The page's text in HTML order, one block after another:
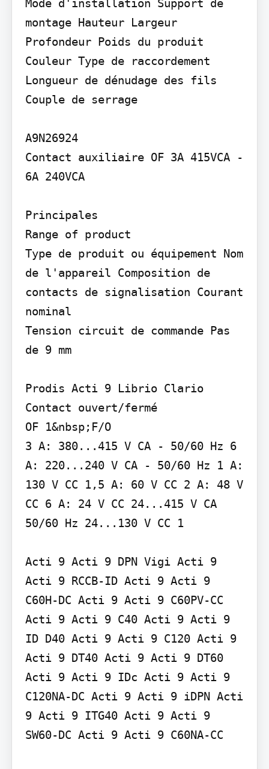
Mode d'installation Support de
montage Hauteur Largeur
Profondeur Poids du produit
Couleur Type de raccordement
Longueur de dénudage des fils
Couple de serrage
A9N26924
Contact auxiliaire OF 3A 415VCA -
6A 240VCA
Principales
Range of product
Type de produit ou équipement Nom
de l'appareil Composition de
contacts de signalisation Courant
nominal
Tension circuit de commande Pas
de 9 mm
Prodis Acti 9 Librio Clario
Contact ouvert/fermé
OF 1&nbsp;F/O
3 A: 380...415 V CA - 50/60 Hz 6
A: 220...240 V CA - 50/60 Hz 1 A:
130 V CC 1,5 A: 60 V CC 2 A: 48 V
CC 6 A: 24 V CC 24...415 V CA
50/60 Hz 24...130 V CC 1
Acti 9 Acti 9 DPN Vigi Acti 9
Acti 9 RCCB-ID Acti 9 Acti 9
C60H-DC Acti 9 Acti 9 C60PV-CC
Acti 9 Acti 9 C40 Acti 9 Acti 9
ID D40 Acti 9 Acti 9 C120 Acti 9
Acti 9 DT40 Acti 9 Acti 9 DT60
Acti 9 Acti 9 IDc Acti 9 Acti 9
C120NA-DC Acti 9 Acti 9 iDPN Acti
9 Acti 9 ITG40 Acti 9 Acti 9
SW60-DC Acti 9 Acti 9 C60NA-CC